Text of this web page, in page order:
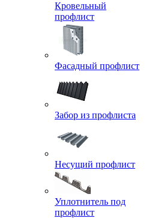
Кровельный
профлист
Фасадный профлист
Забор из профлиста
Несущий профлист
Уплотнитель под
профлист